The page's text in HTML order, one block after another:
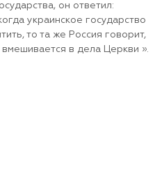
он ответил:
украинское государство
то та же Россия говорит,
вмешивается в дела Церкви ».